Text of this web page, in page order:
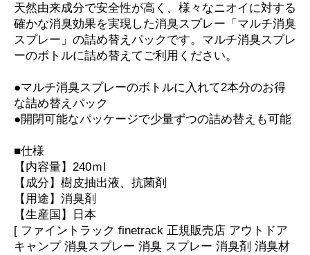
天然由来成分で安全性が高く、様々なニオイに対する
確かな消臭効果を実現した消臭スプレー「マルチ消臭
スプレー」の詰め替えパックです。マルチ消臭スプレ
ーのボトルに詰め替えてご利用ください。
●マルチ消臭スプレーのボトルに入れて2本分のお得
な詰め替えパック
●開閉可能なパッケージで少量ずつの詰め替えも可能
■仕様
【内容量】240ｍl
【成分】樹皮抽出液、抗菌剤
【用途】消臭剤
【生産国】日本
[ ファイントラック finetrack 正規販売店 アウトドア
キャンプ 消臭スプレー 消臭 スプレー 消臭剤 消臭材